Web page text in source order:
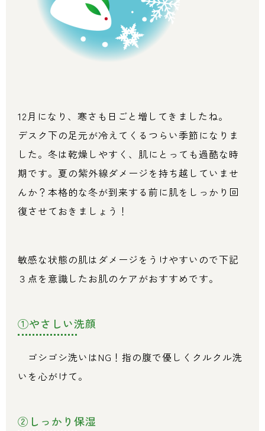
12月になり、寒さも日ごと増してきましたね。
デスク下の足元が冷えてくるつらい季節になりま
した。冬は乾燥しやすく、肌にとっても過酷な時
期です。夏の紫外線ダメージを持ち越していませ
んか？本格的な冬が到来する前に肌をしっかり回
復させておきましょう！
敏感な状態の肌はダメージをうけやすいので下記
３点を意識したお肌のケアがおすすめです。
①やさしい洗顔
ゴシゴシ洗いはNG！指の腹で優しくクルクル洗
いを心がけて。
②しっかり保湿